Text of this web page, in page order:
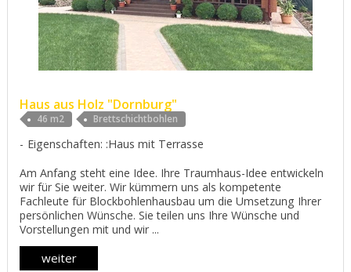
Haus aus Holz "Dornburg"
46 m2 Brettschichtbohlen
Eigenschaften: :Haus mit Terrasse
Am Anfang steht eine Idee. Ihre Traumhaus-Idee entwickeln
wir für Sie weiter. Wir kümmern uns als kompetente
Fachleute für Blockbohlenhausbau um die Umsetzung Ihrer
persönlichen Wünsche. Sie teilen uns Ihre Wünsche und
Vorstellungen mit und wir ...
weiter